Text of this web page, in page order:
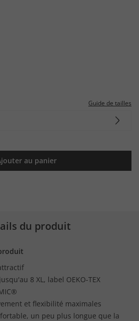
Guide de tailles
au panier
du produit
8 XL, label OEKO-TEX
et flexibilité maximales
un peu plus longue que la